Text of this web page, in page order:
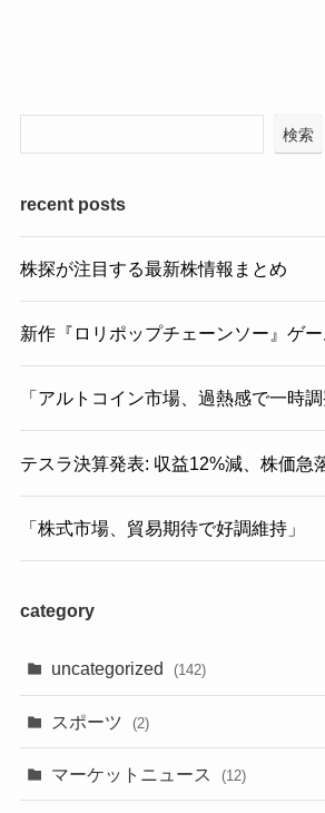
検索
recent posts
株探が注目する最新株情報まとめ
新作『ロリポップチェーンソー』ゲー
「アルトコイン市場、過熱感で一時調
テスラ決算発表: 収益12%減、株価急
「株式市場、貿易期待で好調維持」
category
uncategorized (142)
スポーツ (2)
マーケットニュース (12)